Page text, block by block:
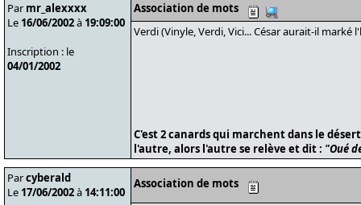
Par mr_alexxxx
Le 16/06/2002à 19:09:00
Inscription : le
04/01/2002
Association de mots
Verdi (Vinyle, Verdi, Vici... César aurait-il marké
C'est 2 canards qui marchent dans le
l'autre, alors l'autre se relève et dit : "Oué
Parcyberald
Le 17/06/2002à 14:11:00
Association de mots